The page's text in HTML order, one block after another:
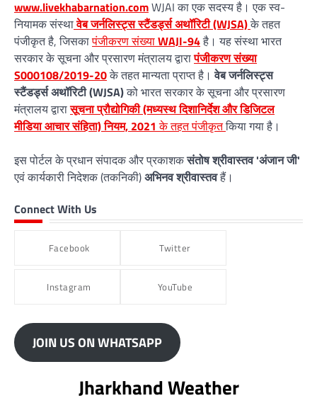
www.livekhabarnation.comWJAI का एक सदस्य है। एक स्व-
नियामक संस्थावेब जर्नलिस्ट्स स्टैंडर्ड्स अथॉरिटी (WJSA)के तहत
पंजीकृत है, जिसकापंजीकरण संख्याWAJI-94है। यह संस्था भारत
सरकार के सूचना और प्रसारण मंत्रालय द्वारापंजीकरण संख्या
S000108/2019-20के तहत मान्यता प्राप्त है।वेब जर्नलिस्ट्स
स्टैंडर्ड्स अथॉरिटी (WJSA)को भारत सरकार के सूचना और प्रसारण
मंत्रालय द्वारासूचना प्रौद्योगिकी (मध्यस्थ दिशानिर्देश और डिजिटल
मीडिया आचार संहिता) नियम, 2021 के तहत पंजीकृतकिया गया है।
इस पोर्टल के प्रधान संपादक और प्रकाशकसंतोष श्रीवास्तव 'अंजान जी'
एवं कार्यकारी निदेशक (तकनिकी)अभिनव श्रीवास्तवहैं।
Connect With Us
Facebook Twitter
Instagram YouTube
JOIN US ON WHATSAPP
Jharkhand Weather